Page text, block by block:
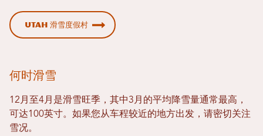
Utah 滑雪度假村
何时滑雪
12月至4月是滑雪旺季，其中3月的平均降雪量通常最高，
可达100英寸。如果您从车程较近的地方出发，请密切关注
雪况。